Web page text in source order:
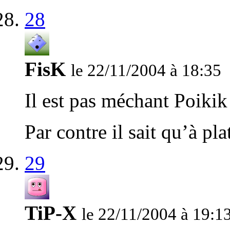
28
FisK le 22/11/2004 à 18:35
Il est pas méchant
Par contre il sait qu’à
29
TiP-X le 22/11/2004 à